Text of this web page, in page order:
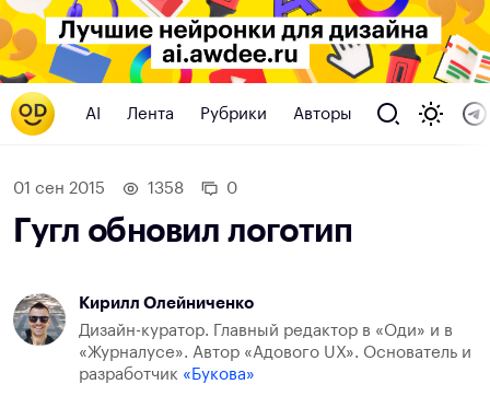
AI Лента Рубрики Авторы
01 сен 2015 1358 0
Гугл обновил логотип
Кирилл Олейниченко
Дизайн-куратор. Главный редактор в «Оди» и в
«Журналусе». Автор «Адового UX». Основатель и
разработчик «Букова»